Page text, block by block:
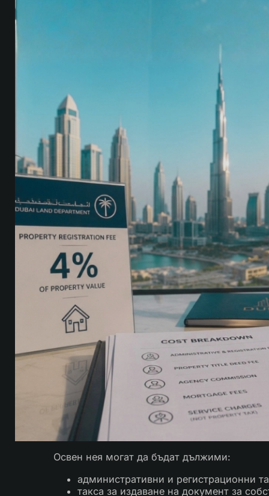
Освен нея могат да бъдат дължими:
административни и регистрационни
такса за издаване на документ за